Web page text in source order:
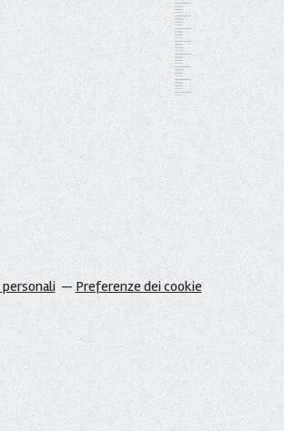
Preferenze dei cookie